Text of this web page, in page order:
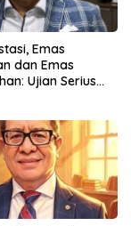
Emas
dan Emas
Ujian Serius